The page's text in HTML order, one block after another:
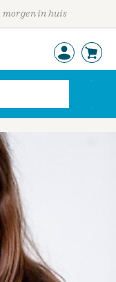
morgen in huis